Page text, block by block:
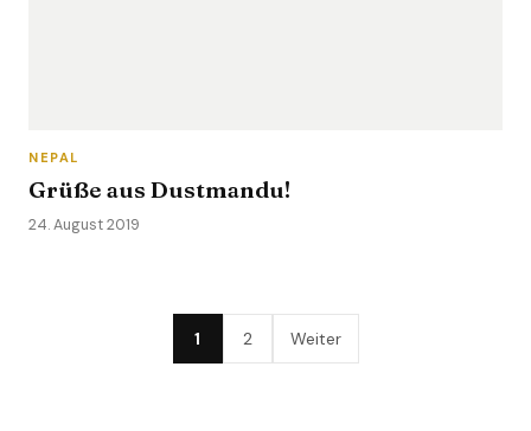
NEPAL
Grüße aus Dustmandu!
24. August 2019
1 2 Weiter